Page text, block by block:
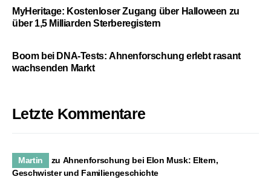
MyHeritage: Kostenloser Zugang über Halloween zu
über 1,5 Milliarden Sterberegistern
Boom bei DNA-Tests: Ahnenforschung erlebt rasant
wachsenden Markt
Letzte Kommentare
Martin zu Ahnenforschung bei Elon Musk: Eltern,
Geschwister und Familiengeschichte